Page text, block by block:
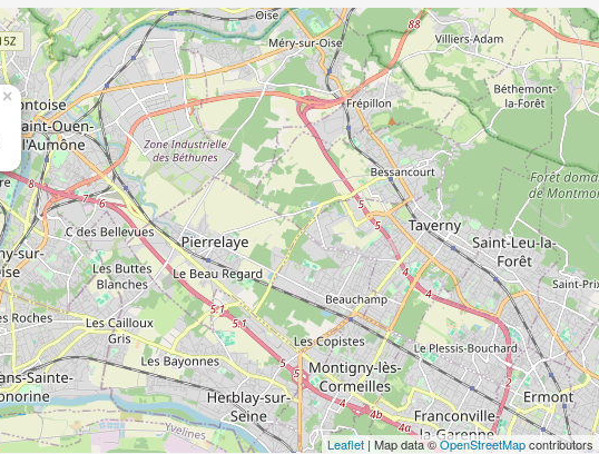
×
Leaflet | Map data ©OpenStreetMapcontributors